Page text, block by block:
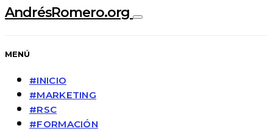
AndrésRomero.org
MENÚ
#INICIO
#MARKETING
#RSC
#FORMACIÓN